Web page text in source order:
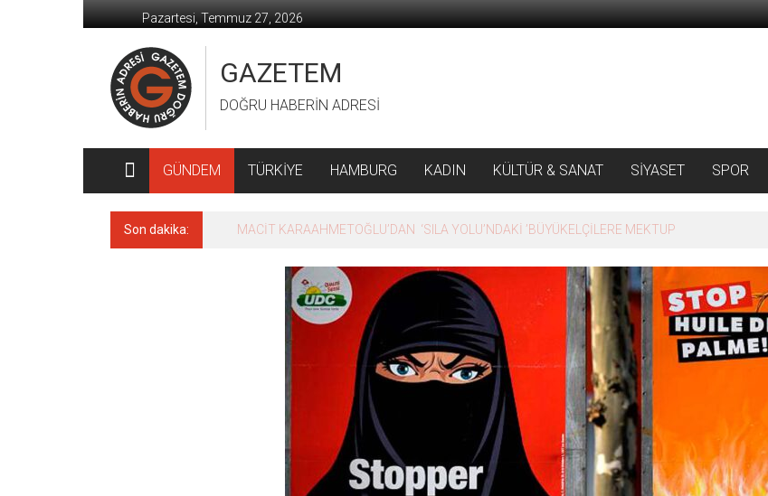
geç
Pazartesi, Temmuz 27, 2026
GAZETEM
DOĞRU HABERİN ADRESİ
GÜNDEM TÜRKİYE HAMBURG KADIN KÜLTÜR & SANAT SİYASET SPOR
Son dakika: MACİT KARAAHMETOĞLU’DAN ‘SILA YOLU’NDAKİ ’BÜYÜKELÇİLERE MEKTUP